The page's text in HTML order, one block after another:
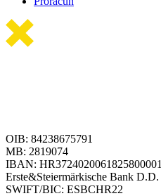
OIB: 84238675791
MB: 2819074
IBAN: HR3724020061825800001
Erste&Steiermärkische Bank D.D.
SWIFT/BIC: ESBCHR22